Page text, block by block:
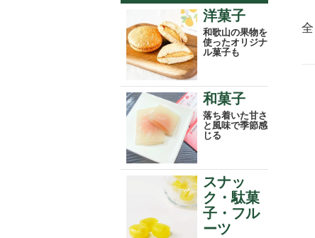
洋菓子
和歌山の果物を
使ったオリジナ
ル菓子も
和菓子
落ち着いた甘さ
と風味で季節感
じる
スナッ
ク・駄菓
子・フル
ーツ
全